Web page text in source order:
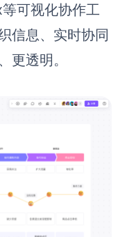
求
可视化协作工
信息、实时协同
更透明。